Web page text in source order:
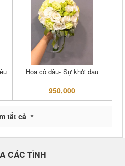
Hoa cô dâu- Sự khởi đầu
950,000
tất cả
CÁC TỈNH